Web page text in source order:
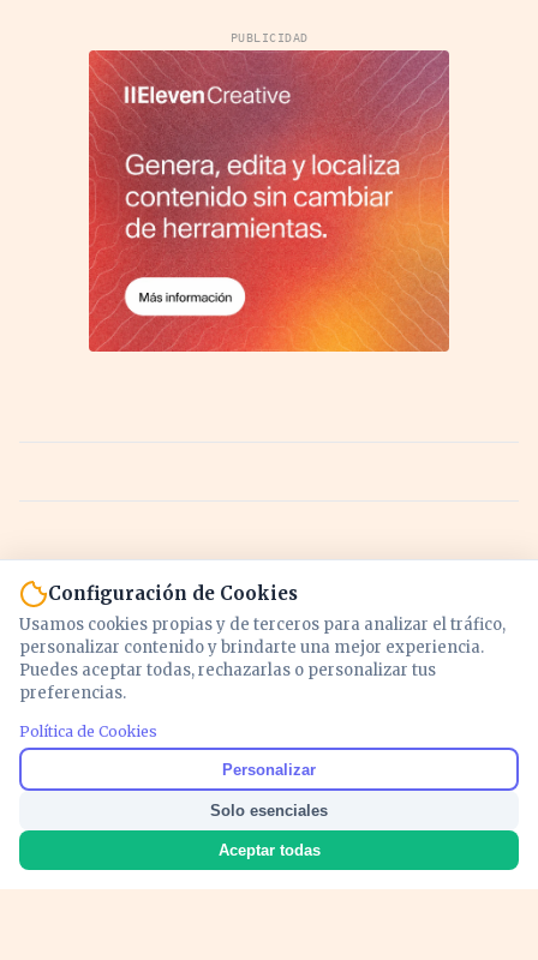
PUBLICIDAD
Noticias y análisis de economía, mercados,
inversión y política. Información actualizada
para entender lo que mueve tu dinero y tu
país.
Configuración de Cookies
Usamos cookies propias y de terceros para analizar el tráfico,
personalizar contenido y brindarte una mejor experiencia.
Puedes aceptar todas, rechazarlas o personalizar tus
preferencias.
Política de Cookies
Personalizar
Solo esenciales
Aceptar todas